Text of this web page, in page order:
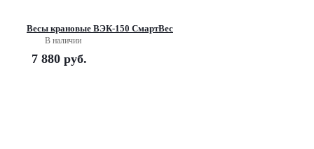
Весы крановые ВЭК-150 СмартВес
В наличии
7 880 руб.